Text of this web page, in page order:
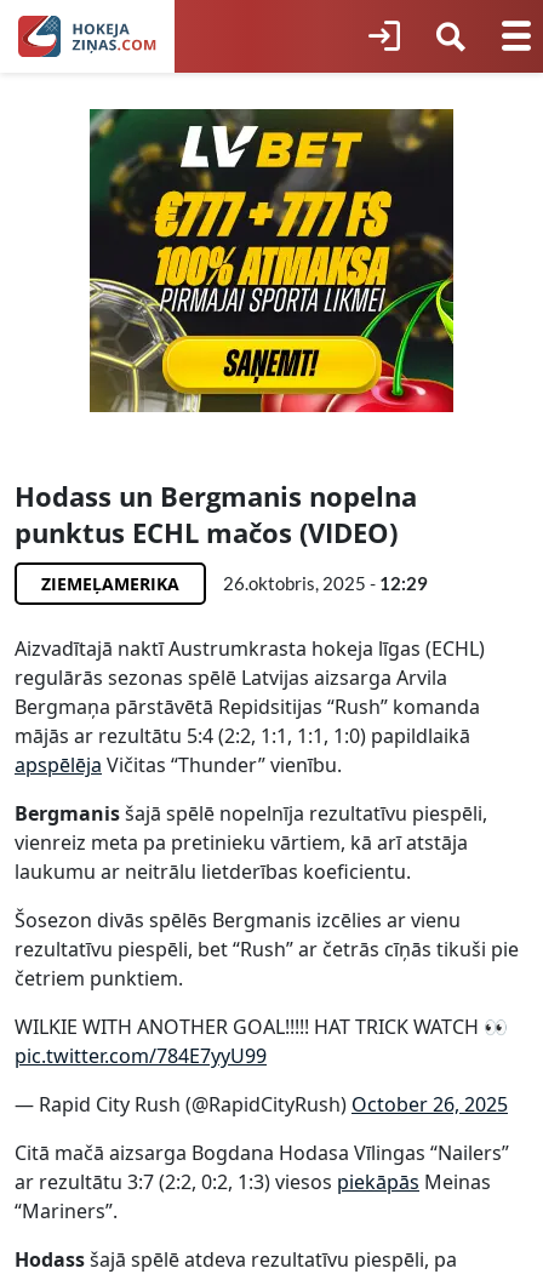
Hodass un Bergmanis nopelna
punktus ECHL mačos (VIDEO)
ZIEMEĻAMERIKA 26.oktobris, 2025 - 12:29
Aizvadītajā naktī Austrumkrasta hokeja līgas (ECHL)
regulārās sezonas spēlē Latvijas aizsarga Arvila
Bergmaņa pārstāvētā Repidsitijas “Rush” komanda
mājās ar rezultātu 5:4 (2:2, 1:1, 1:1, 1:0) papildlaikā
apspēlēja Vičitas “Thunder” vienību.
Bergmanisšajā spēlē nopelnīja rezultatīvu piespēli,
vienreiz meta pa pretinieku vārtiem, kā arī atstāja
laukumu ar neitrālu lietderības koeficientu.
Šosezon divās spēlēs Bergmanis izcēlies ar vienu
rezultatīvu piespēli, bet “Rush” ar četrās cīņās tikuši pie
četriem punktiem.
WILKIE WITH ANOTHER GOAL!!!!! HAT TRICK WATCH 👀
pic.twitter.com/784E7yyU99
— Rapid City Rush (@RapidCityRush) October 26, 2025
Citā mačā aizsarga Bogdana Hodasa Vīlingas “Nailers”
ar rezultātu 3:7 (2:2, 0:2, 1:3) viesos piekāpās Meinas
“Mariners”.
Hodassšajā spēlē atdeva rezultatīvu piespēli, pa